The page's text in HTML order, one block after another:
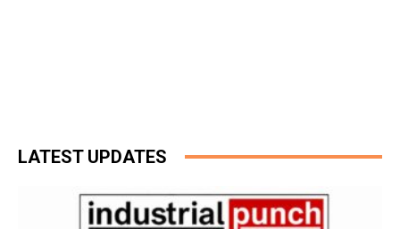
LATEST UPDATES